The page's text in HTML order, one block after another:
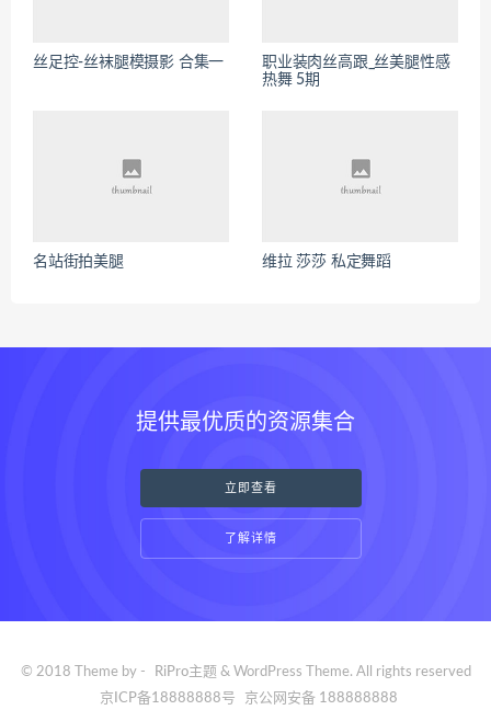
丝足控-丝袜腿模摄影 合集一
职业装肉丝高跟_丝美腿性感
热舞 5期
名站街拍美腿 维拉 莎莎 私定舞蹈
提供最优质的资源集合
立即查看
了解详情
© 2018 Theme by - RiPro主题 & WordPress Theme. All rights reserved
京ICP备18888888号
京公网安备 188888888